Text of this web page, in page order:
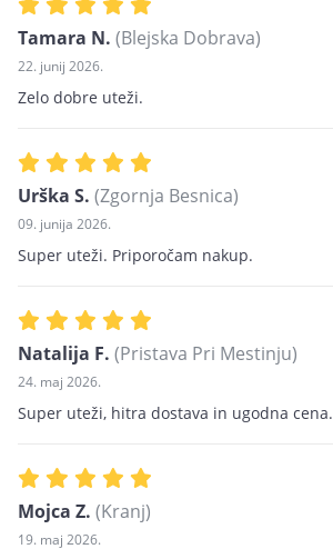
Tamara N. (Blejska Dobrava)
22. junij 2026.
Zelo dobre uteži.
Urška S. (Zgornja Besnica)
09. junija 2026.
Super uteži. Priporočam nakup.
Natalija F. (Pristava Pri Mestinju)
24. maj 2026.
Super uteži, hitra dostava in ugodna cena.
Mojca Z. (Kranj)
19. maj 2026.